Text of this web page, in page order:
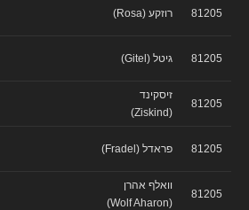
81205 רוזקע (Rosa)
81205 גיטל (Gitel)
81205
זיסקינד
(Ziskind)
81205 פראדל (Fradel)
81205
וואלף אהרן
(Wolf Aharon)